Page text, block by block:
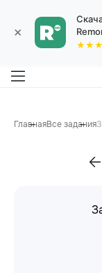
×
ГлавнаяВсе задания